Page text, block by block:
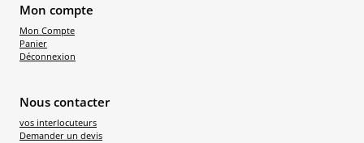
Mon compte
Mon Compte
Panier
Déconnexion
Nous contacter
vos interlocuteurs
Demander un devis